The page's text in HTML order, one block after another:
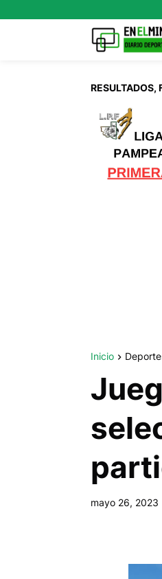
RESULTADOS,
Inicio
mayo 26, 2023